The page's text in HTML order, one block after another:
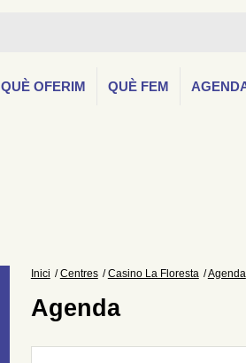
QUÈ OFERIM QUÈ FEM
Inici Centres Casino La Floresta Agenda
Agenda